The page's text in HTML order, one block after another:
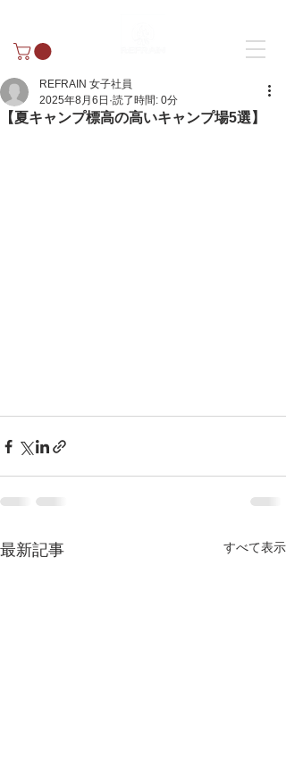
【夏キャンプ標高の高いキャンプ場5選】
REFRAIN 女子社員
2025年8月6日 読了時間: 0分
最新記事 すべて表示